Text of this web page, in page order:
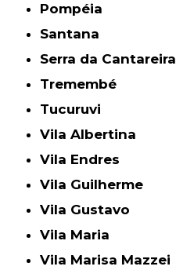
Pompéia
Santana
Serra da Cantareira
Tremembé
Tucuruvi
Vila Albertina
Vila Endres
Vila Guilherme
Vila Gustavo
Vila Maria
Vila Marisa Mazzei